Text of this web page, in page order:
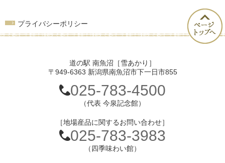
プライバシーポリシー
道の駅 南魚沼［雪あかり］
〒949-6363 新潟県南魚沼市下一日市855
025-783-4500
（代表 今泉記念館）
［地場産品に関するお問い合わせ］
025-783-3983
（四季味わい館）